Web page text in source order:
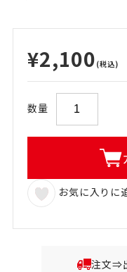
¥2,100 (税込)
数量
お気に入りに
注文⇒